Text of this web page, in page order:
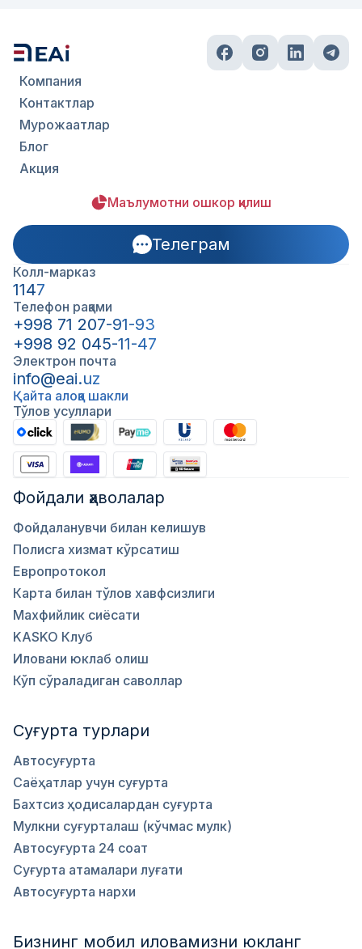
Компания
Контактлар
Мурожаатлар
Блог
Акция
Маълумотни ошкор қилиш
Телеграм
Колл-марказ
1147
Телефон рақами
+998 71 207-91-93
+998 92 045-11-47
Электрон почта
info@eai.uz
Қайта алоқа шакли
Тўлов усуллари
Фойдали ҳаволалар
Фойдаланувчи билан келишув
Полисга хизмат кўрсатиш
Европротокол
Карта билан тўлов хавфсизлиги
Махфийлик сиёсати
KASKO Клуб
Иловани юклаб олиш
Кўп сўраладиган саволлар
Суғурта турлари
Автосуғурта
Саёҳатлар учун суғурта
Бахтсиз ҳодисалардан суғурта
Мулкни суғурталаш (кўчмас мулк)
Автосуғурта 24 соат
Суғурта атамалари луғати
Автосуғурта нархи
Бизнинг мобил иловамизни юкланг